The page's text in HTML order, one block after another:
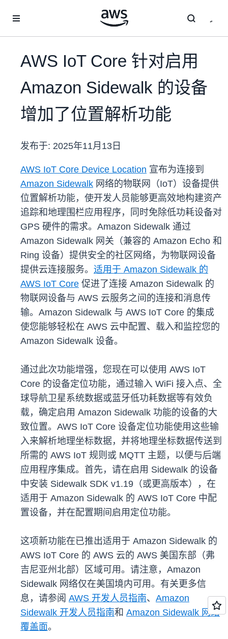
AWS IoT Core 针对启用
Amazon Sidewalk 的设备
增加了位置解析功能
发布于: 2025年11月13日
AWS IoT Core Device Location 宣布为连接到
Amazon Sidewalk 网络的物联网（IoT）设备提供
位置解析功能，使开发人员能够更高效地构建资产
追踪和地理围栏应用程序，同时免除低功耗设备对
GPS 硬件的需求。Amazon Sidewalk 通过
Amazon Sidewalk 网关（兼容的 Amazon Echo 和
Ring 设备）提供安全的社区网络，为物联网设备
提供云连接服务。 适用于 Amazon Sidewalk 的
AWS IoT Core 促进了连接 Amazon Sidewalk 的
物联网设备与 AWS 云服务之间的连接和消息传
输。Amazon Sidewalk 与 AWS IoT Core 的集成
使您能够轻松在 AWS 云中配置、载入和监控您的
Amazon Sidewalk 设备。
通过此次功能增强，您现在可以使用 AWS IoT
Core 的设备定位功能，通过输入 WiFi 接入点、全
球导航卫星系统数据或蓝牙低功耗数据等有效负
载，确定启用 Amazon Sidewalk 功能的设备的大
致位置。AWS IoT Core 设备定位功能使用这些输
入来解析地理坐标数据，并将地理坐标数据传送到
所需的 AWS IoT 规则或 MQTT 主题，以便与后端
应用程序集成。首先，请在启用 Sidewalk 的设备
中安装 Sidewalk SDK v1.19（或更高版本），在
适用于 Amazon Sidewalk 的 AWS IoT Core 中配
置设备，并在配置期间启用定位功能。
这项新功能在已推出适用于 Amazon Sidewalk 的
AWS IoT Core 的 AWS 云的 AWS 美国东部（弗
吉尼亚州北部）区域可用。请注意，Amazon
Sidewalk 网络仅在美国境内可用。有关更多信
息，请参阅 AWS 开发人员指南、 Amazon
Sidewalk 开发人员指南和 Amazon Sidewalk 网络
覆盖面。